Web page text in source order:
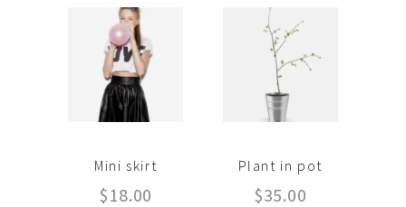
était :
$35.00.
était :
$20.00.
Mini skirt
$18.00
Plant in pot
$35.00